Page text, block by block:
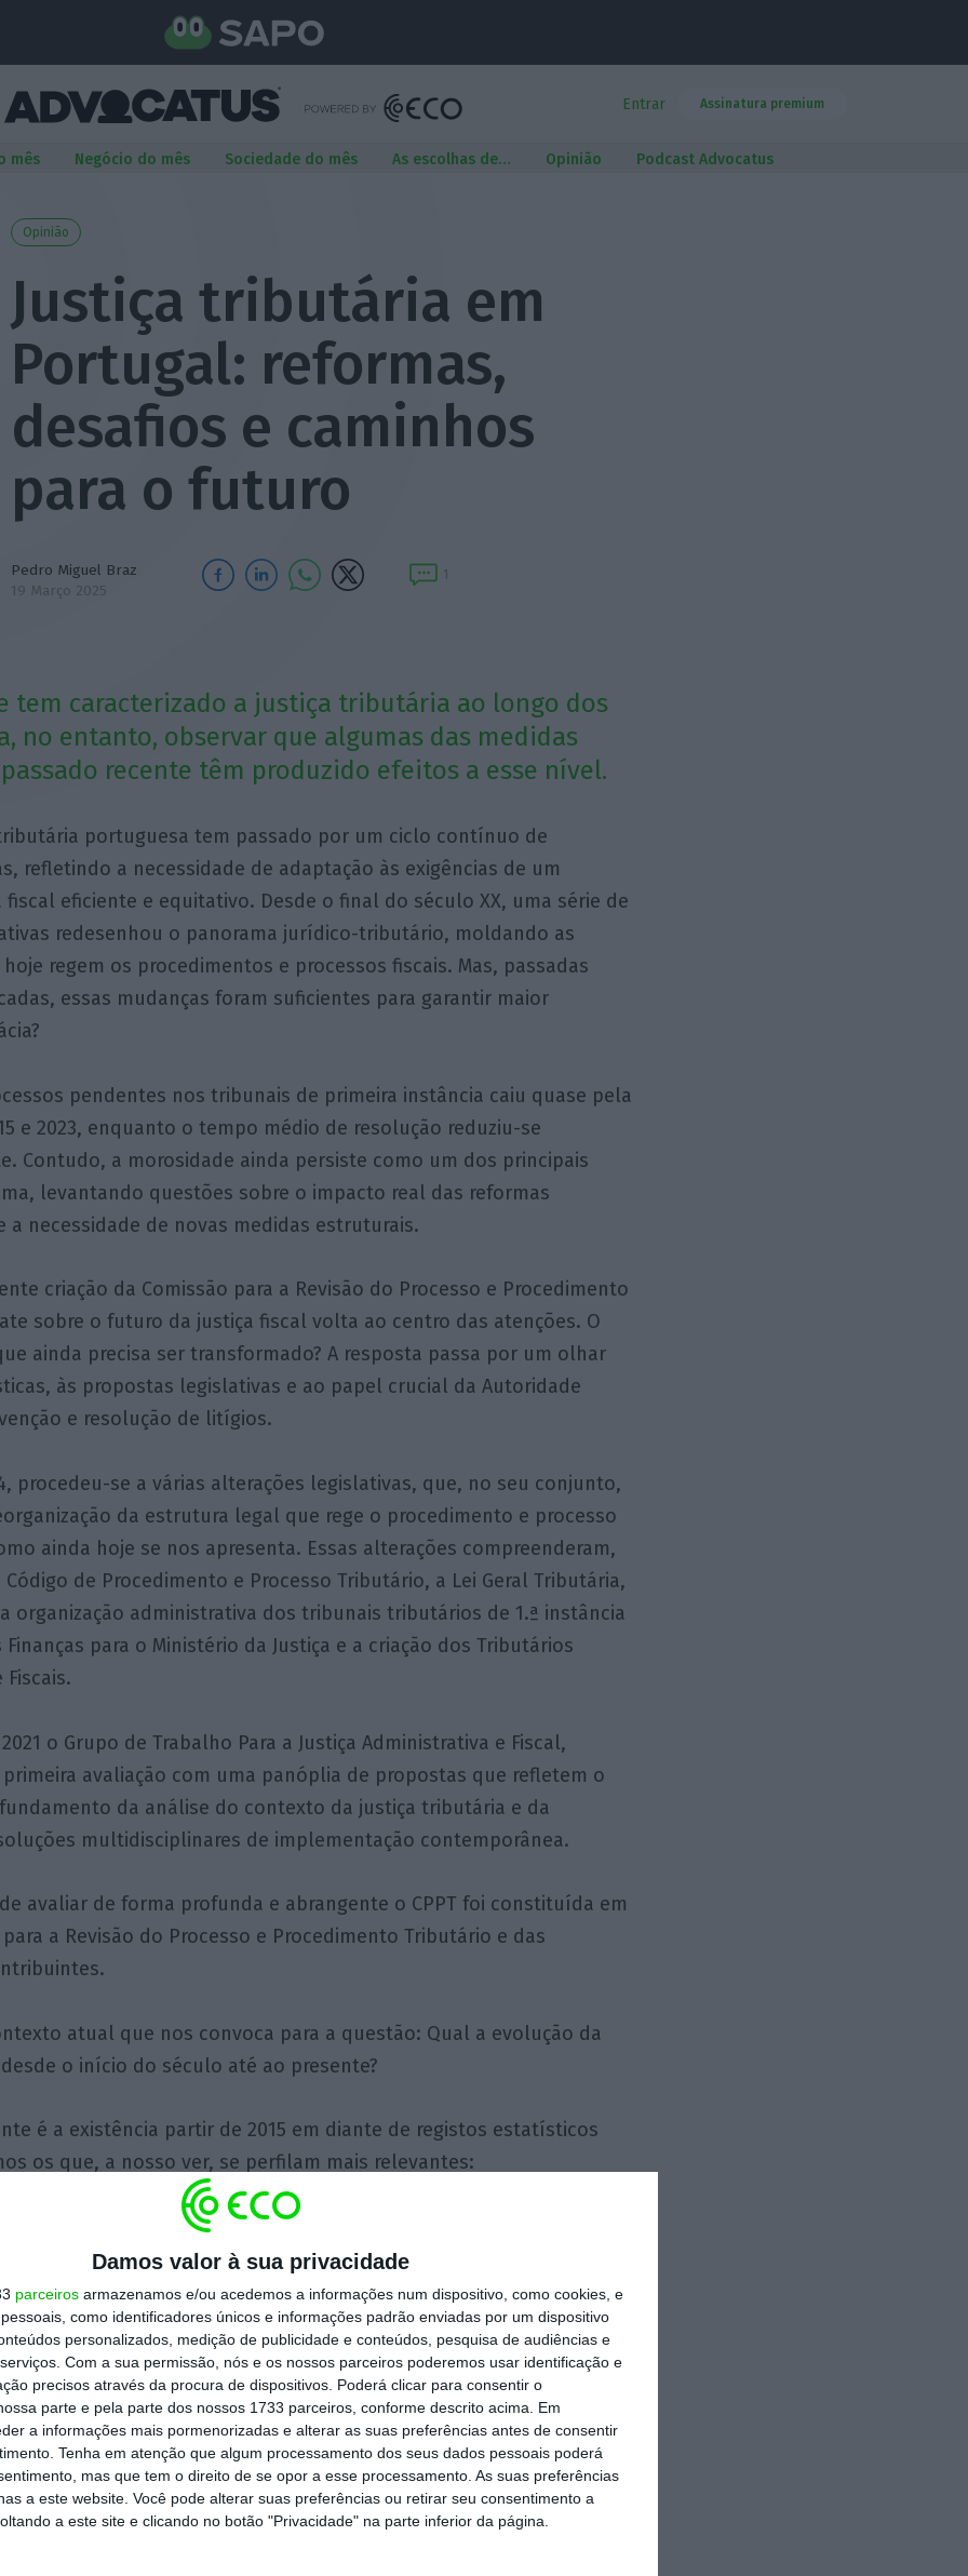
Damos valor à sua privacidade
parceiros armazenamos e/ou acedemos a informações num dispositivo, como cookies, e
como identificadores únicos e informações padrão enviadas por um dispositivo
personalizados, medição de publicidade e conteúdos, pesquisa de audiências e
Com a sua permissão, nós e os nossos parceiros poderemos usar identificação e
precisos através da procura de dispositivos. Poderá clicar para consentir o
parte e pela parte dos nossos 1733 parceiros, conforme descrito acima. Em
a informações mais pormenorizadas e alterar as suas preferências antes de consentir
Tenha em atenção que algum processamento dos seus dados pessoais poderá
mas que tem o direito de se opor a esse processamento. As suas preferências
a este website. Você pode alterar suas preferências ou retirar seu consentimento a
a este site e clicando no botão "Privacidade" na parte inferior da página.
Entrar Assinatura premium
mês Negócio do mês Sociedade do mês As escolhas de… Opinião Podcast Advocatus
Opinião
Justiça tributária em
Portugal: reformas,
desafios e caminhos
para o futuro
Pedro Miguel Braz
19 Março 2025
1
tem caracterizado a justiça tributária ao longo dos
no entanto, observar que algumas das medidas
recente têm produzido efeitos a esse nível.
portuguesa tem passado por um ciclo contínuo de
refletindo a necessidade de adaptação às exigências de um
fiscal eficiente e equitativo. Desde o final do século XX, uma série de
redesenhou o panorama jurídico-tributário, moldando as
regem os procedimentos e processos fiscais. Mas, passadas
essas mudanças foram suficientes para garantir maior
pendentes nos tribunais de primeira instância caiu quase pela
e 2023, enquanto o tempo médio de resolução reduziu-se
Contudo, a morosidade ainda persiste como um dos principais
levantando questões sobre o impacto real das reformas
a necessidade de novas medidas estruturais.
criação da Comissão para a Revisão do Processo e Procedimento
sobre o futuro da justiça fiscal volta ao centro das atenções. O
ainda precisa ser transformado? A resposta passa por um olhar
às propostas legislativas e ao papel crucial da Autoridade
e resolução de litígios.
procedeu-se a várias alterações legislativas, que, no seu conjunto,
da estrutura legal que rege o procedimento e processo
ainda hoje se nos apresenta. Essas alterações compreenderam,
de Procedimento e Processo Tributário, a Lei Geral Tributária,
organização administrativa dos tribunais tributários de 1.ª instância
para o Ministério da Justiça e a criação dos Tributários
o Grupo de Trabalho Para a Justiça Administrativa e Fiscal,
avaliação com uma panóplia de propostas que refletem o
da análise do contexto da justiça tributária e da
multidisciplinares de implementação contemporânea.
avaliar de forma profunda e abrangente o CPPT foi constituída em
para a Revisão do Processo e Procedimento Tributário e das
atual que nos convoca para a questão: Qual a evolução da
o início do século até ao presente?
é a existência partir de 2015 em diante de registos estatísticos
os que, a nosso ver, se perfilam mais relevantes:
Tribunais 1.ª Instância: 51.293 (
Tribunais Administrativos e Fiscais 2004: 129 / 2023: 270
/ findos 24.753 e 19.148 (2015) / 10.584 e 15.745 ( 2023)
/ Taxa de resolução: 1015 dias / 77,36% (2015)/686 dias /
)
judicial / ação administrativa: 24.651(2015) /12.673 (2023)